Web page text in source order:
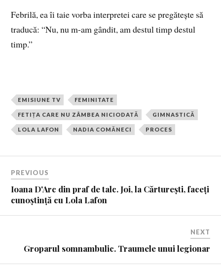
Febrilă, ea îi taie vorba interpretei care se pregătește să
traducă: “Nu, nu m-am gândit, am destul timp destul
timp.”
EMISIUNE TV FEMINITATE
FETIȚA CARE NU ZÂMBEA NICIODATĂ GIMNASTICĂ
LOLA LAFON NADIA COMĂNECI PROCES
PREVIOUS
Ioana D'Arc din praf de talc. Joi, la Cărturești, faceți
cunoștință cu Lola Lafon
NEXT
Groparul somnambulic. Traumele unui legionar